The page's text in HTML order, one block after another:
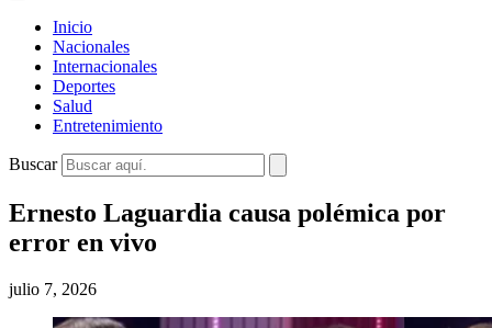
Inicio
Nacionales
Internacionales
Deportes
Salud
Entretenimiento
Buscar
Ernesto Laguardia causa polémica por
error en vivo
julio 7, 2026